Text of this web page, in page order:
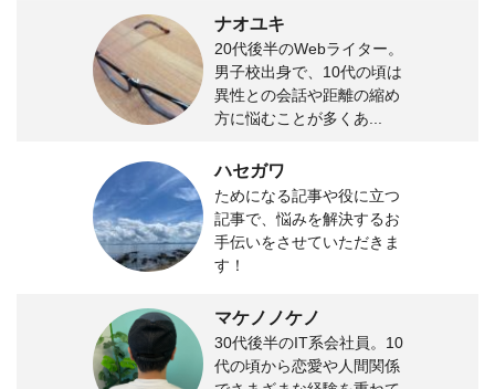
ナオユキ
20代後半のWebライター。
男子校出身で、10代の頃は
異性との会話や距離の縮め
方に悩むことが多くあ...
ハセガワ
ためになる記事や役に立つ
記事で、悩みを解決するお
手伝いをさせていただきま
す！
マケノノケノ
30代後半のIT系会社員。10
代の頃から恋愛や人間関係